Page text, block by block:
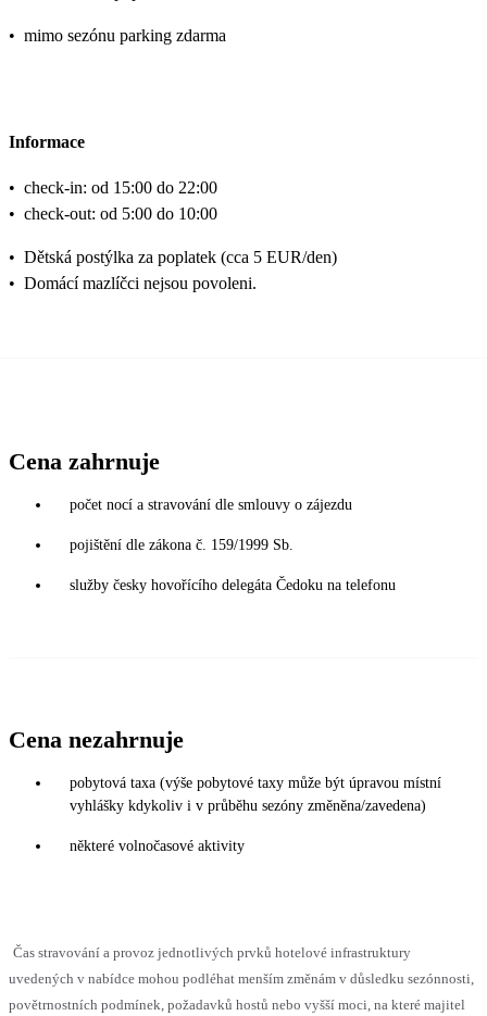
• mimo sezónu parking zdarma
Informace
• check-in: od 15:00 do 22:00
• check-out: od 5:00 do 10:00
• Dětská postýlka za poplatek (cca 5 EUR/den)
• Domácí mazlíčci nejsou povoleni.
Cena zahrnuje
počet nocí a stravování dle smlouvy o zájezdu
pojištění dle zákona č. 159/1999 Sb.
služby česky hovořícího delegáta Čedoku na telefonu
Cena nezahrnuje
pobytová taxa (výše pobytové taxy může být úpravou místní
vyhlášky kdykoliv i v průběhu sezóny změněna/zavedena)
některé volnočasové aktivity
Čas stravování a provoz jednotlivých prvků hotelové infrastruktury
uvedených v nabídce mohou podléhat menším změnám v důsledku sezónnosti,
povětrnostních podmínek, požadavků hostů nebo vyšší moci, na které majitel